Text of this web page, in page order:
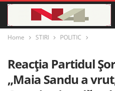
Home STIRI POLITIC
Reacția Partidul
„Maia Sandu a